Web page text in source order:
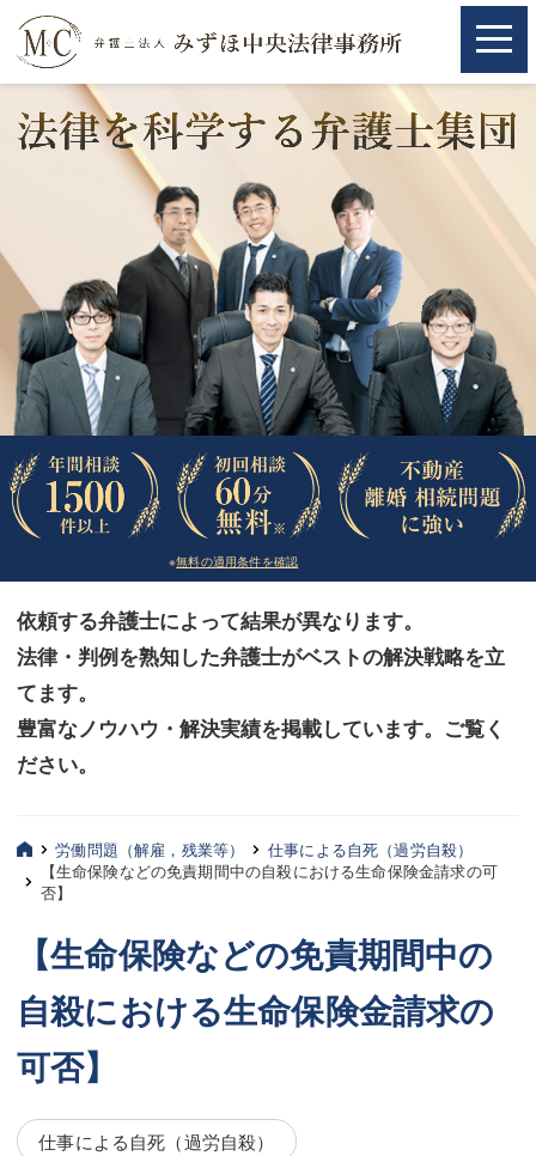
ホーム
相続・遺言
離婚（夫婦間トラブル）
企業法務
労働問題（解雇，残業等）
刑事弁護
交通事故
法律相談など（その他）
お客様へ
みずほ中央の特長・実質編
みずほ中央の特長・形式編
三平 聡史
坂本 陽一
桶川 聡
三平 隆史
吉元 優仁
※無料の適用条件を確認
依頼する弁護士によって結果が異なります。
法律・判例を熟知した弁護士がベストの解決戦略を立
てます。
豊富なノウハウ・解決実績を掲載しています。ご覧く
ださい。
ホーム
相続・遺言
離婚（夫婦間トラブル）
企業法務
労働問題（解雇，残業等）
刑事弁護
交通事故
法律相談など（その他）
お客様へ
みずほ中央の特長・実質編
みずほ中央の特長・形式編
三平 聡史
坂本 陽一
桶川 聡
三平 隆史
吉元 優仁
労働問題（解雇，残業等）
仕事による自死（過労自殺）
【生命保険などの免責期間中の自殺における生命保険金請求の可
否】
【生命保険などの免責期間中の
自殺における生命保険金請求の
可否】
仕事による自死（過労自殺）